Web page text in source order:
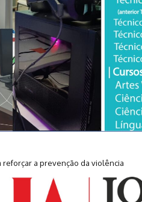
reforçar a prevenção da violência